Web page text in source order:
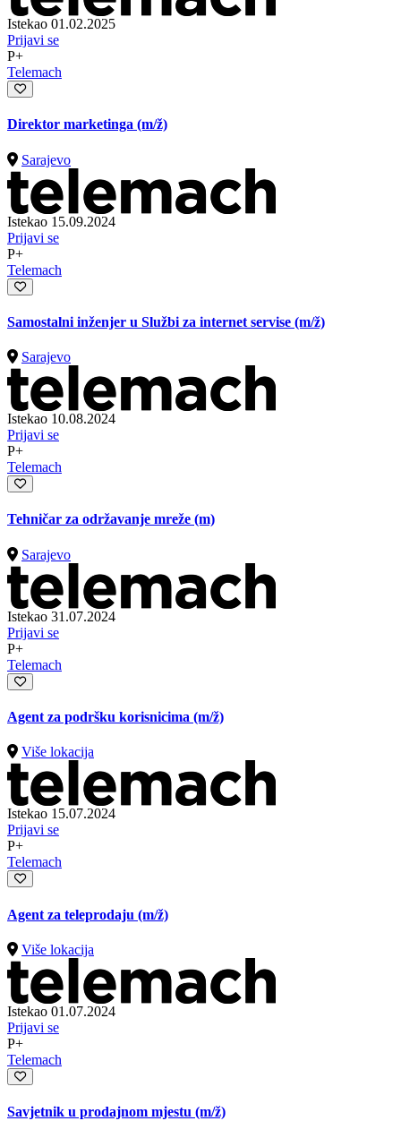
Istekao 01.02.2025
Prijavi se
P+
Telemach
Direktor marketinga (m/ž)
Sarajevo
Istekao 15.09.2024
Prijavi se
P+
Telemach
Samostalni inženjer u Službi za internet servise (m/ž)
Sarajevo
Istekao 10.08.2024
Prijavi se
P+
Telemach
Tehničar za održavanje mreže (m)
Sarajevo
Istekao 31.07.2024
Prijavi se
P+
Telemach
Agent za podršku korisnicima (m/ž)
Više lokacija
Istekao 15.07.2024
Prijavi se
P+
Telemach
Agent za teleprodaju (m/ž)
Više lokacija
Istekao 01.07.2024
Prijavi se
P+
Telemach
Savjetnik u prodajnom mjestu (m/ž)